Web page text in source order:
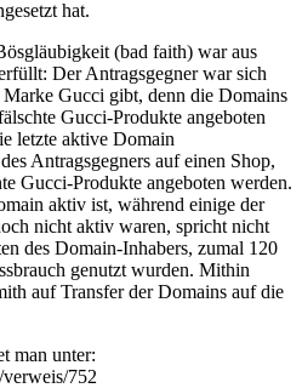
hat.
(bad faith) war aus
Der Antragsgegner war sich
Gucci gibt, denn die Domains
Gucci-Produkte angeboten
letzte aktive Domain
Antragsgegners auf einen Shop,
Gucci-Produkte angeboten werden.
aktiv ist, während einige der
nicht aktiv waren, spricht nicht
des Domain-Inhabers, zumal 120
genutzt wurden. Mithin
auf Transfer der Domains auf die
man unter:
752